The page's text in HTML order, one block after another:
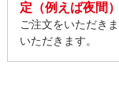
定（例えば夜間
ご注文をいただき
いただきます。